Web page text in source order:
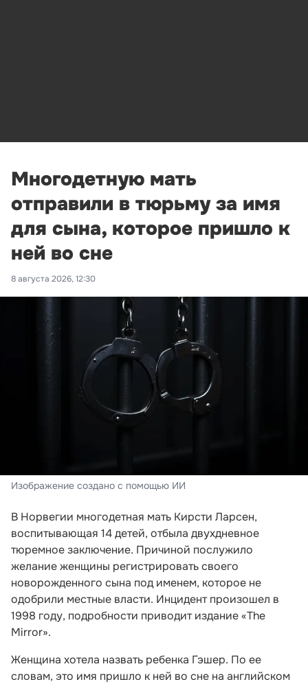
Многодетную мать
отправили в тюрьму за имя
для сына, которое пришло к
ней во сне
8 августа 2026, 12:30
Изображение создано с помощью ИИ
В Норвегии многодетная мать Кирсти Ларсен,
воспитывающая 14 детей, отбыла двухдневное
тюремное заключение. Причиной послужило
желание женщины регистрировать своего
новорожденного сына под именем, которое не
одобрили местные власти. Инцидент произошел в
1998 году, подробности приводит издание «The
Mirror».
Женщина хотела назвать ребенка Гэшер. По ее
словам, это имя пришло к ней во сне на английском